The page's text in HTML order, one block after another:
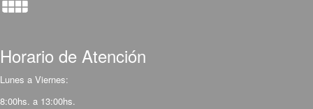
Horario de Atención
Lunes a Viernes:
8:00hs. a 13:00hs.